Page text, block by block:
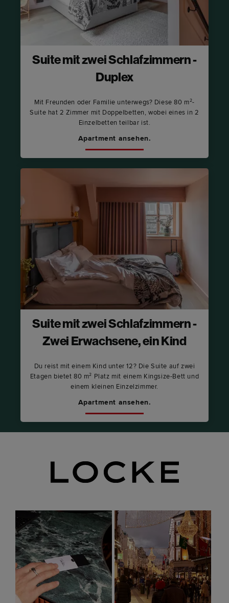
Suite mit zwei Schlafzimmern -
Duplex
Mit Freunden oder Familie unterwegs? Diese 80 m²-
Suite hat 2 Zimmer mit Doppelbetten, wobei eines in 2
Einzelbetten teilbar ist.
Apartment ansehen.
Suite mit zwei Schlafzimmern -
Zwei Erwachsene, ein Kind
Du reist mit einem Kind unter 12? Die Suite auf zwei
Etagen bietet 80 m² Platz mit einem Kingsize-Bett und
einem kleinen Einzelzimmer.
Apartment ansehen.